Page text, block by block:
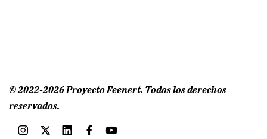
© 2022-2026 Proyecto Feenert. Todos los derechos
reservados.